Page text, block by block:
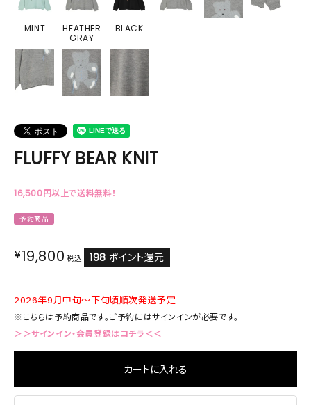
MINT
HEATHER
GRAY
BLACK
FLUFFY BEAR KNIT
16,500円以上で送料無料！
予約商品
¥19,800 税込 198 ポイント還元
2026年9月中旬～下旬頃順次発送予定
※こちらは予約商品です。ご予約にはサインインが必要です。
＞＞サインイン・会員登録はコチラ＜＜
カートに入れる